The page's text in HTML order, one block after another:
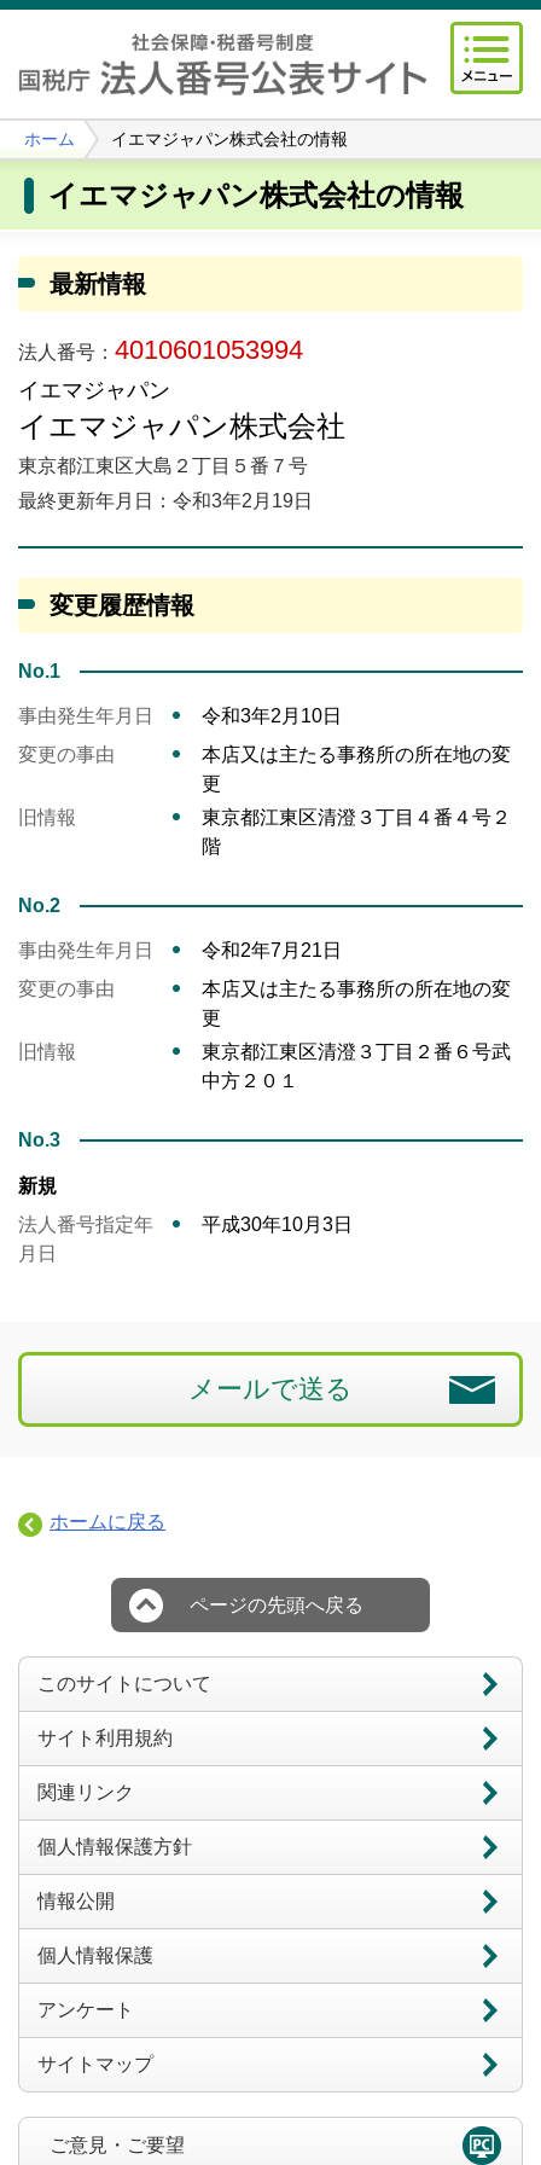
ホーム イエマジャパン株式会社の情報
イエマジャパン株式会社の情報
最新情報
法人番号： 4010601053994
イエマジャパン
イエマジャパン株式会社
東京都江東区大島２丁目５番７号
最終更新年月日：令和3年2月19日
変更履歴情報
No.1
事由発生年月日
令和3年2月10日
変更の事由
本店又は主たる事務所の所在地の変
更
旧情報
東京都江東区清澄３丁目４番４号２
階
No.2
事由発生年月日
令和2年7月21日
変更の事由
本店又は主たる事務所の所在地の変
更
旧情報
東京都江東区清澄３丁目２番６号武
中方２０１
No.3
新規
法人番号指定年
月日
平成30年10月3日
メールで送る
ホームに戻る
ページの先頭へ戻る
このサイトについて
サイト利用規約
関連リンク
個人情報保護方針
情報公開
個人情報保護
アンケート
サイトマップ
ご意見・ご要望